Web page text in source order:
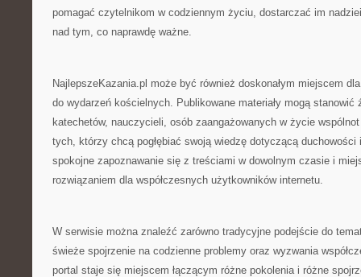
pomagać czytelnikom w codziennym życiu, dostarczać im
nad tym, co naprawdę ważne.
NajlepszeKazania.pl może być również doskonałym miejscem
do wydarzeń kościelnych. Publikowane materiały mogą stanowić
katechetów, nauczycieli, osób zaangażowanych w życie
tych, którzy chcą pogłębiać swoją wiedzę dotyczącą duchowości
spokojne zapoznawanie się z treściami w dowolnym czasie i
rozwiązaniem dla współczesnych użytkowników internetu.
W serwisie można znaleźć zarówno tradycyjne podejście do
świeże spojrzenie na codzienne problemy oraz wyzwania
portal staje się miejscem łączącym różne pokolenia i różne